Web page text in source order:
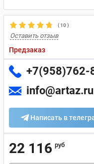
(10)
Оставить отзыв
Предзаказ
+7(958)762-
info@artaz.ru
Написать в
22 116 руб